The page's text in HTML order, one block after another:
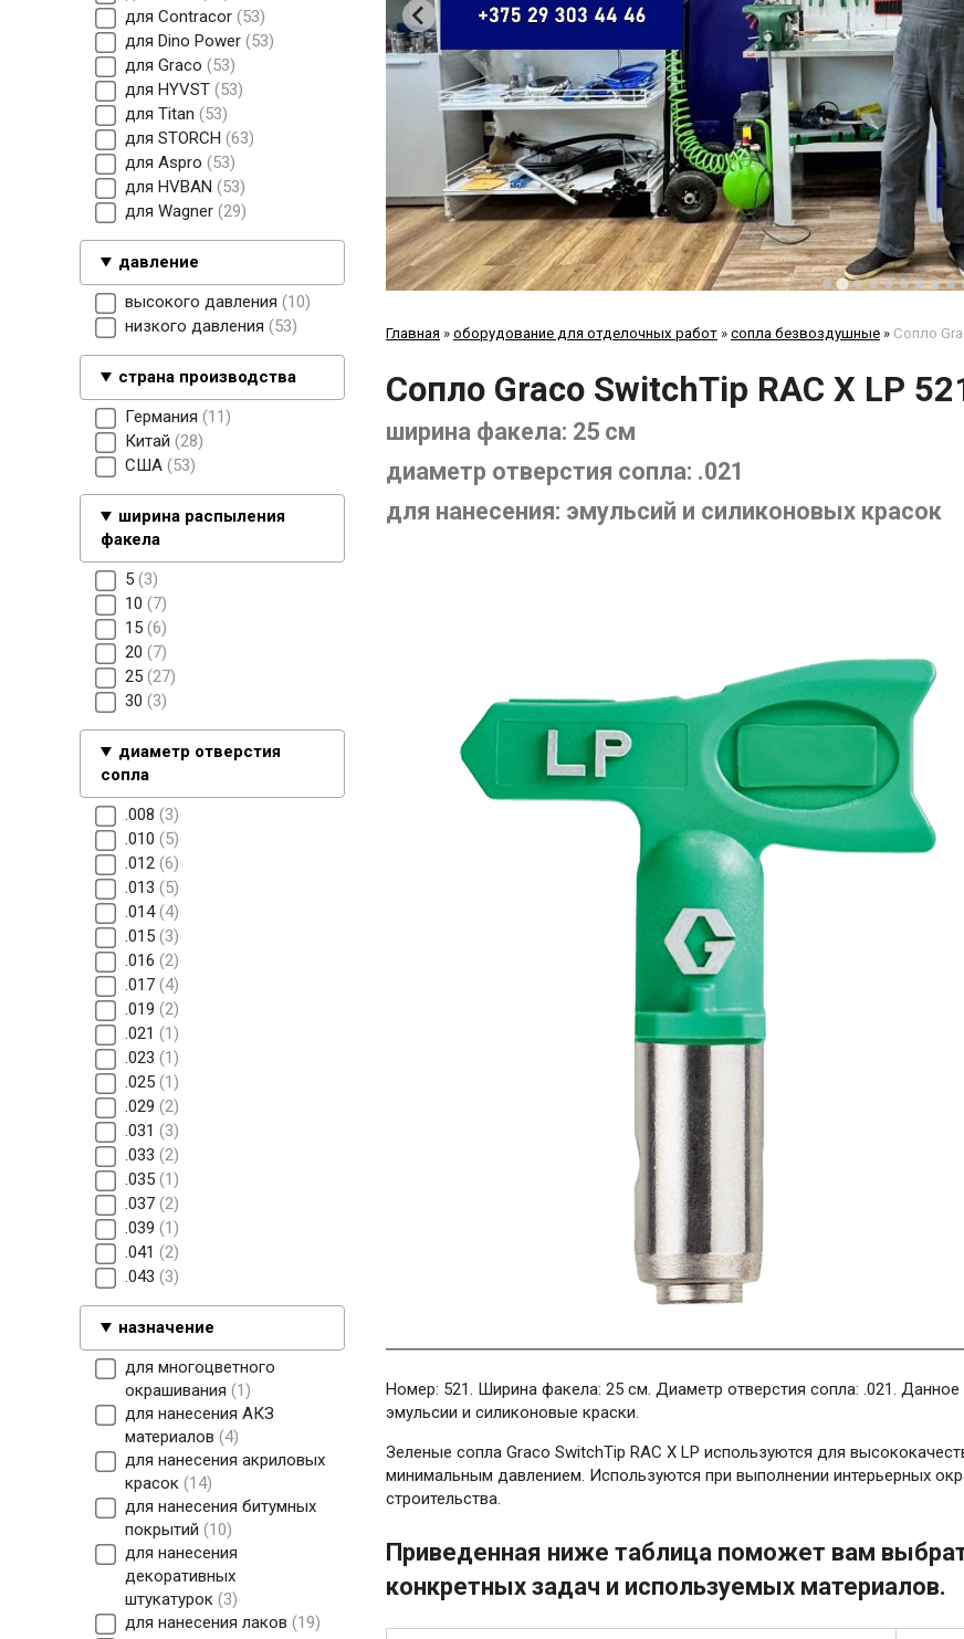
для Contracor 53
для Dino Power 53
для Graco
53
для HYVST 53
для Titan
53
для STORCH 63
для Aspro
53
для HVBAN
53
для Wagner 29
давление
высокого давления
10
низкого давления
53
страна производства
Германия
11
Китай 28
США 53
ширина распыления
факела
5 3
10
7
15 6
20
7
25 27
30
3
диаметр отверстия
сопла
.008
3
.010
5
.012 6
.013
5
.014 4
.015 3
.016 2
.017 4
.019 2
.021
1
.023
1
.025 1
.029 2
.031
3
.033 2
.035 1
.037 2
.039
1
.041
2
.043
3
назначение
для многоцветного
окрашивания
1
для нанесения АКЗ
материалов 4
для нанесения акриловых
красок 14
для нанесения битумных
покрытий
10
для нанесения
декоративных
штукатурок 3
для нанесения лаков
19
Главная » оборудование для отделочных работ » сопла безвоздушные » Сопло
Сопло Graco SwitchTip RAC X LP
ширина факела: 25 см
диаметр отверстия сопла: .021
для нанесения: эмульсий и силиконовых красок
Номер: 521. Ширина факела: 25 см. Диаметр отверстия сопла: .021.
эмульсии и силиконовые краски.
Зеленые сопла Graco SwitchTip RAC X LP используются для
минимальным давлением. Используются при выполнении интерьерных
строительства.
Приведенная ниже таблица поможет вам
конкретных задач и используемых материалов.